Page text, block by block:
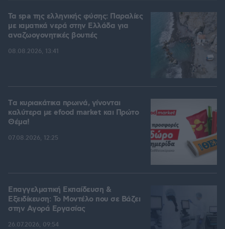
Τα spa της ελληνικής φύσης: Παραλίες
με ιαματικά νερά στην Ελλάδα για
αναζωογονητικές βουτιές
08.08.2026, 13:41
Tα κυριακάτικα πρωινά, γίνονται
καλύτερα με efood market και Πρώτο
Θέμα!
07.08.2026, 12:25
Επαγγελματική Εκπαίδευση &
Εξειδίκευση: Το Mοντέλο που σε Bάζει
στην Aγορά Eργασίας
26.07.2026, 09:54